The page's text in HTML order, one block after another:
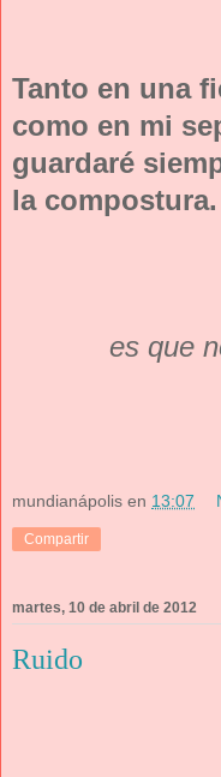
Tanto en una
como en mi
guardaré
la compostura.
es que
mundianápolis en 13:07
Compartir
martes, 10 de abril de 2012
Ruido